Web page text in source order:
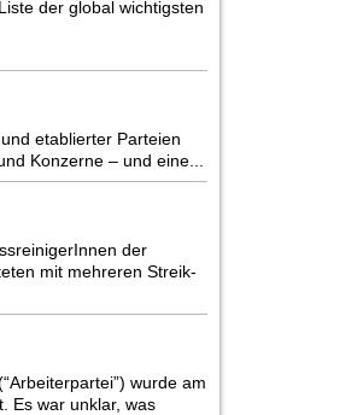
der global wichtigsten
etablierter Parteien
Konzerne – und eine...
der
mit mehreren Streik-
wurde am
Es war unklar, was